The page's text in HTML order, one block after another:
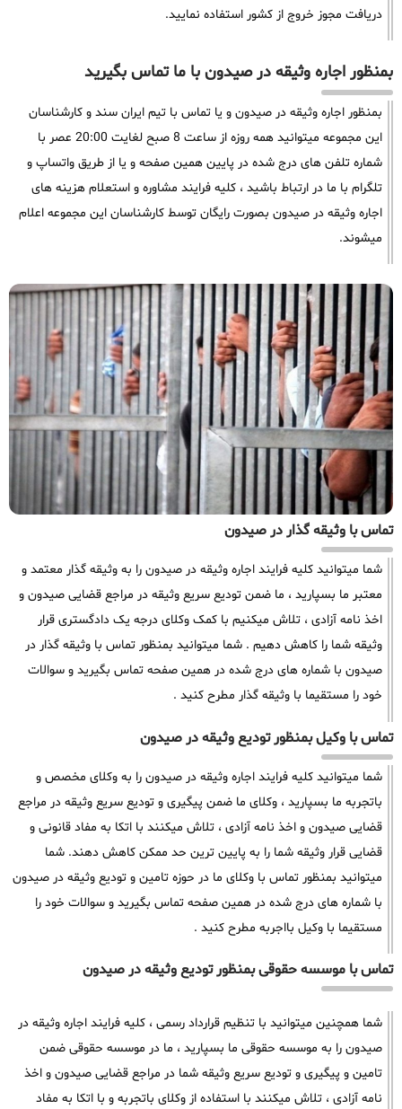
دریافت مجوز خروج از کشور استفاده نمایید.
بمنظور اجاره وثیقه در صیدون با ما تماس بگیرید
بمنظور اجاره وثیقه در صیدون و یا تماس با تیم ایران سند و کارشناسان
این مجموعه میتوانید همه روزه از ساعت 8 صبح لغایت 20:00 عصر با
شماره تلفن های درج شده در پایین همین صفحه و یا از طریق واتساپ و
تلگرام با ما در ارتباط باشید ، کلیه فرایند مشاوره و استعلام هزینه های
اجاره وثیقه در صیدون بصورت رایگان توسط کارشناسان این مجموعه اعلام
میشوند.
تماس با وثیقه گذار در صیدون
شما میتوانید کلیه فرایند اجاره وثیقه در صیدون را به وثیقه گذار معتمد و
معتبر ما بسپارید ، ما ضمن تودیع سریع وثیقه در مراجع قضایی صیدون و
اخذ نامه آزادی ، تلاش میکنیم با کمک وکلای درجه یک دادگستری قرار
وثیقه شما را کاهش دهیم . شما میتوانید بمنظور تماس با وثیقه گذار در
صیدون با شماره های درج شده در همین صفحه تماس بگیرید و سوالات
خود را مستقیما با وثیقه گذار مطرح کنید .
تماس با وکیل بمنظور تودیع وثیقه در صیدون
شما میتوانید کلیه فرایند اجاره وثیقه در صیدون را به وکلای مخصص و
باتجربه ما بسپارید ، وکلای ما ضمن پیگیری و تودیع سریع وثیقه در مراجع
قضایی صیدون و اخذ نامه آزادی ، تلاش میکنند با اتکا به مفاد قانونی و
قضایی قرار وثیقه شما را به پایین ترین حد ممکن کاهش دهند. شما
میتوانید بمنظور تماس با وکلای ما در حوزه تامین و تودیع وثیقه در صیدون
با شماره های درج شده در همین صفحه تماس بگیرید و سوالات خود را
مستقیما با وکیل بااجربه مطرح کنید .
تماس با موسسه حقوقی بمنظور تودیع وثیقه در صیدون
شما همچنین میتوانید با تنظیم قرارداد رسمی ، کلیه فرایند اجاره وثیقه در
صیدون را به موسسه حقوقی ما بسپارید ، ما در موسسه حقوقی ضمن
تامین و پیگیری و تودیع سریع وثیقه شما در مراجع قضایی صیدون و اخذ
نامه آزادی ، تلاش میکنند با استفاده از وکلای باتجربه و با اتکا به مفاد